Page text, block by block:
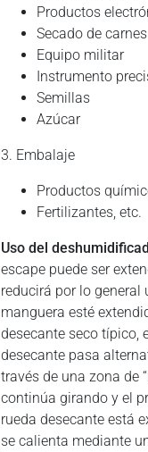
Productos
Secado de carnes
Equipo militar
Instrumento
Semillas
Azúcar
3. Embalaje
Productos
Fertilizantes, etc.
Uso del
escape puede ser
reducirá por lo general
manguera esté
desecante seco típico,
desecante pasa
través de una zona de
continúa girando y el
rueda desecante está
se calienta mediante